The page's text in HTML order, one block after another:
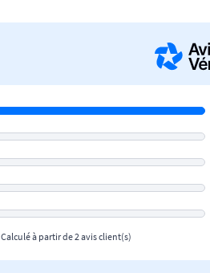
Calculé à partir de 2 avis client(s)